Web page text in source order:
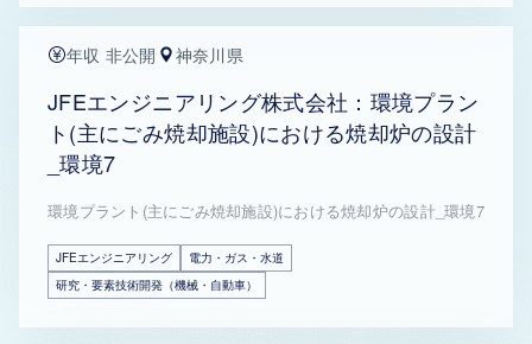
年収 非公開 神奈川県
JFEエンジニアリング株式会社：環境プラン
ト(主にごみ焼却施設)における焼却炉の設計
_環境7
環境プラント(主にごみ焼却施設)における焼却炉の設計_環境7
JFEエンジニアリング
電力・ガス・水道
研究・要素技術開発（機械・自動車）